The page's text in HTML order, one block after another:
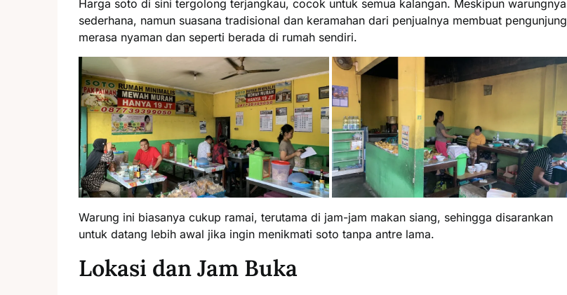
Harga soto di sini tergolong terjangkau, cocok untuk semua kalangan. Meskipun warungnya
sederhana, namun suasana tradisional dan keramahan dari penjualnya membuat pengunjung
merasa nyaman dan seperti berada di rumah sendiri.
Warung ini biasanya cukup ramai, terutama di jam-jam makan siang, sehingga disarankan
untuk datang lebih awal jika ingin menikmati soto tanpa antre lama.
Lokasi dan Jam Buka